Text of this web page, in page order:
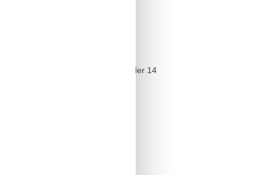
Mindestzeitraum von 7, 10 oder 14